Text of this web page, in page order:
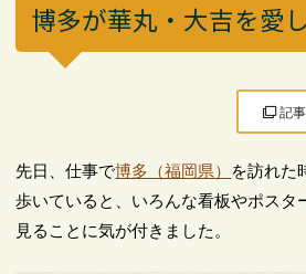
博多が華丸・大吉を愛
記事
先日、仕事で博多（福岡県） を訪れた
歩いていると、いろんな看板やポスタ
見ることに気が付きました。